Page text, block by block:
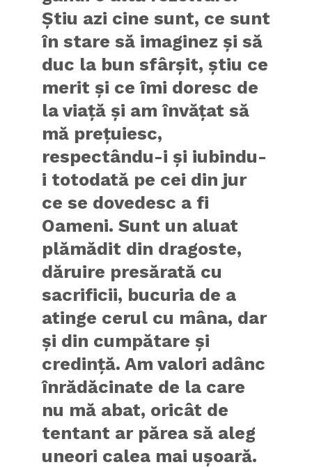
Știu azi cine sunt, ce sunt
în stare să imaginez și să
duc la bun sfârșit, știu ce
merit și ce îmi doresc de
la viață și am învățat să
mă prețuiesc,
respectându-i și iubindu-
i totodată pe cei din jur
ce se dovedesc a fi
Oameni. Sunt un aluat
plămădit din dragoste,
dăruire presărată cu
sacrificii, bucuria de a
atinge cerul cu mâna, dar
și din cumpătare și
credință. Am valori adânc
înrădăcinate de la care
nu mă abat, oricât de
tentant ar părea să aleg
uneori calea mai ușoară.